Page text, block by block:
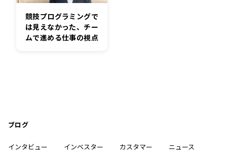
競技プログラミングで
は見えなかった、チー
ムで進める仕事の視点
ブログ
インタビュー インベスター カスタマー
ニュース